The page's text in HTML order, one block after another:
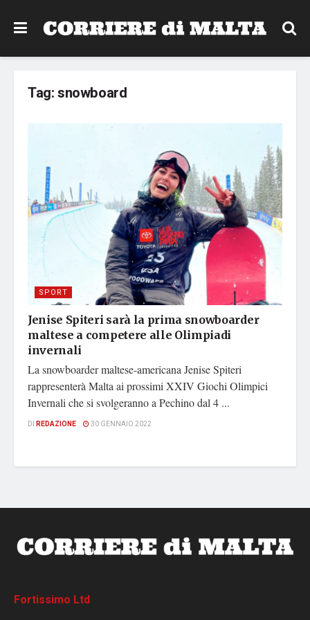
Tag:snowboard
SPORT
Jenise Spiteri sarà la prima snowboarder
maltese a competere alle Olimpiadi
invernali
La snowboarder maltese-americana Jenise Spiteri
rappresenterà Malta ai prossimi XXIV Giochi Olimpici
Invernali che si svolgeranno a Pechino dal 4 ...
DI REDAZIONE 30 GENNAIO 2022
Fortissimo Ltd